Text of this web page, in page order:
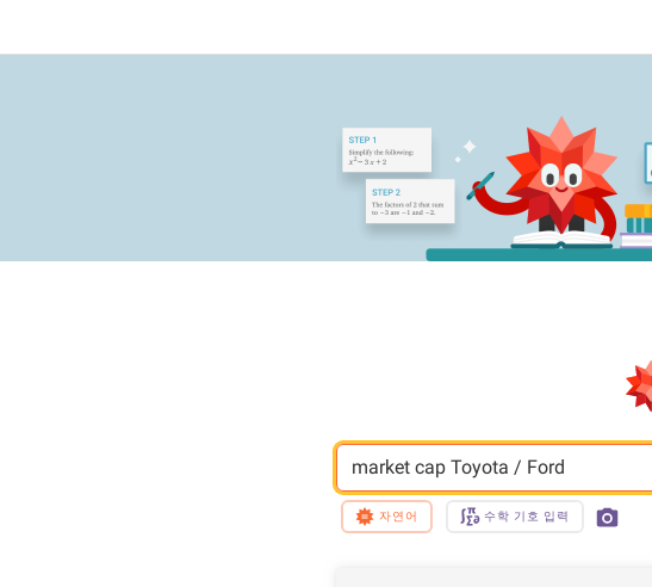
market cap Toyota / Ford
자연어 수학 기호 입력